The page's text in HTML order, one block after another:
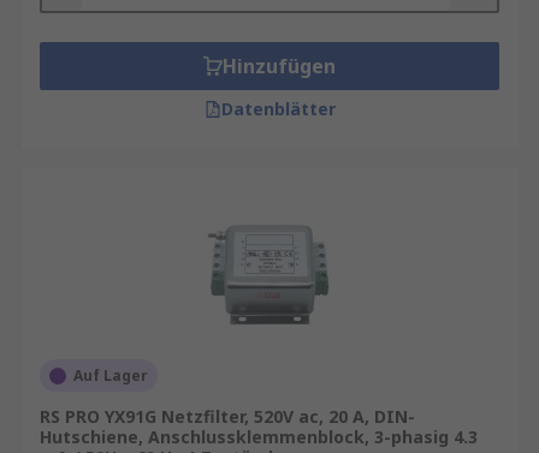
Hinzufügen
Datenblätter
Auf Lager
RS PRO YX91G Netzfilter, 520V ac, 20 A, DIN-
Hutschiene, Anschlussklemmenblock, 3-phasig 4.3